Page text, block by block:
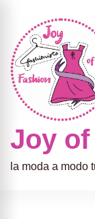
Joy of
la moda a modo